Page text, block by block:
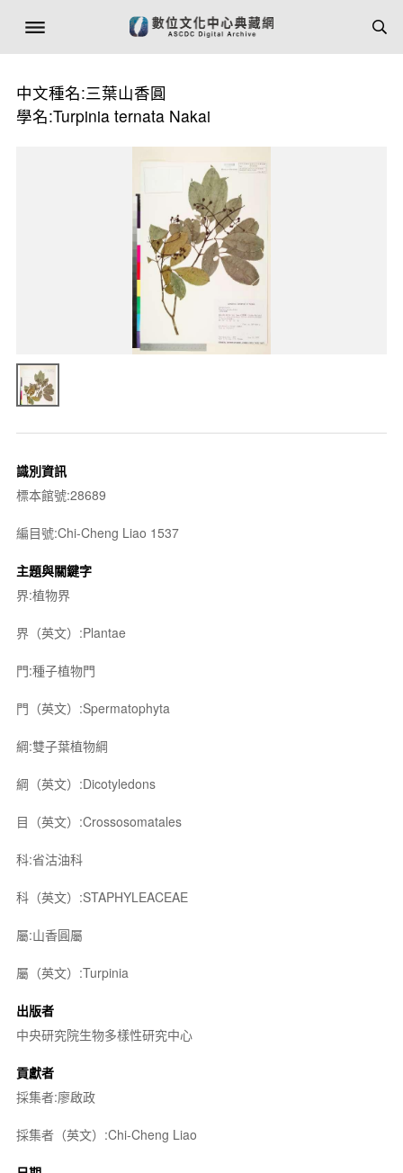
中文種名:三葉山香圓
學名:Turpinia ternata Nakai
識別資訊
標本館號:28689
編目號:Chi-Cheng Liao 1537
主題與關鍵字
界:植物界
界（英文）:Plantae
門:種子植物門
門（英文）:Spermatophyta
綱:雙子葉植物綱
綱（英文）:Dicotyledons
目（英文）:Crossosomatales
科:省沽油科
科（英文）:STAPHYLEACEAE
屬:山香圓屬
屬（英文）:Turpinia
出版者
中央研究院生物多樣性研究中心
貢獻者
採集者:廖啟政
採集者（英文）:Chi-Cheng Liao